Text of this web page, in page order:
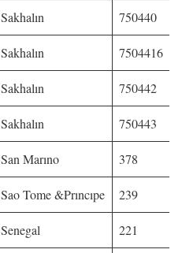
Sakhalın 750440
Sakhalın 7504416
Sakhalın 750442
Sakhalın 750443
San Marıno 378
Sao Tome &Prıncıpe 239
Senegal 221